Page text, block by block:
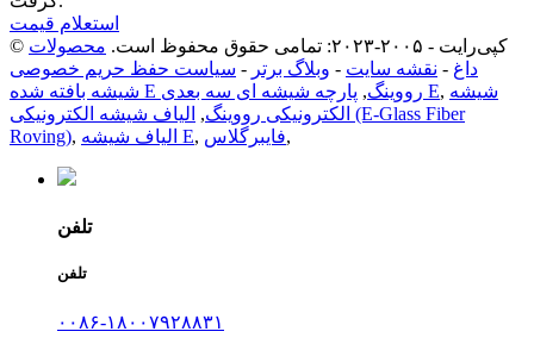
استعلام قیمت
© کپی‌رایت - ۲۰۰۵-۲۰۲۳: تمامی حقوق محفوظ است.
محصولات
داغ - نقشه سایت - وبلاگ برتر - سیاست حفظ حریم خصوصی
شیشه بافته شده E رووینگ, پارچه شیشه ای سه بعدی E, شیشه
الکترونیکی رووینگ, الیاف شیشه الکترونیکی (E-Glass Fiber
Roving), الیاف شیشه E, فایبرگلاس,
تلفن
تلفن
۰۰۸۶-۱۸۰۰۷۹۲۸۸۳۱